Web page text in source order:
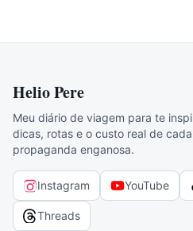
Helio Pere
Meu diário de viagem para te
dicas, rotas e o custo real de
propaganda enganosa.
Instagram YouTube
Threads